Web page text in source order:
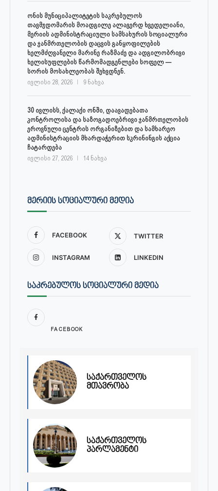
ონის მუნიციპალიტეტის საკრებულოს
თავმჯდომარის მოადგილე ალავერდ ხვედელიანი,
მერიის ადმინისტრაციული სამსახურის სოციალური
და ჯანმრთელობის დაცვის განყოფილების
ხელმძღვანელი მარინე რაზმაძე და ადგილობრივი
ხელისუფლების წარმომადგენლები სოფელ —
სორის მოსახლეობას შეხვდნენ.
ივლისი 28, 2026 9 ნახვა
30 ივლისს, ქალაქი ონში, დაავადებათა
კონტროლისა და საზოგადოებრივი ჯანმრთელობის
ეროვნული ცენტრის ორგანიზებით და სამხარეო
ადმინისტრაციის მხარდაჭერით სკრინინგის აქცია
ჩატარდება
ივლისი 27, 2026 14 ნახვა
ᲛᲔᲠᲘᲘᲡ ᲡᲝᲪᲘᲐᲚᲣᲠᲘ ᲛᲔᲓᲘᲐ
FACEBOOK TWITTER
INSTAGRAM LINKEDIN
ᲡᲐᲙᲠᲔᲑᲣᲚᲝᲡ ᲡᲝᲪᲘᲐᲚᲣᲠᲘ ᲛᲔᲓᲘᲐ
FACEBOOK
საქართველოს
მთავრობა
საქართველოს
პარლამენტი